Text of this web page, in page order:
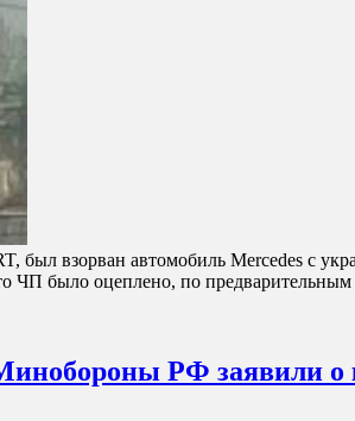
взорван автомобиль Mercedes с
ЧП было оцеплено, по
РФ заявили о